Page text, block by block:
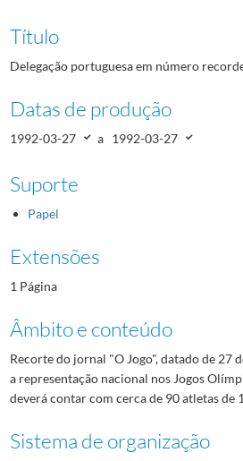
Título
Delegação portuguesa em número
Datas de produção
1992-03-27 a 1992-03-27
Suporte
Papel
Extensões
1 Página
Âmbito e conteúdo
Recorte do jornal "O Jogo", datado de 27
a representação nacional nos Jogos
deverá contar com cerca de 90 atletas de
Sistema de organização